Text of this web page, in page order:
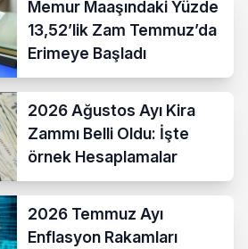
Memur Maaşındaki Yüzde
13,52’lik Zam Temmuz’da
Erimeye Başladı
2026 Ağustos Ayı Kira
Zammı Belli Oldu: İşte
örnek Hesaplamalar
2026 Temmuz Ayı
Enflasyon Rakamları